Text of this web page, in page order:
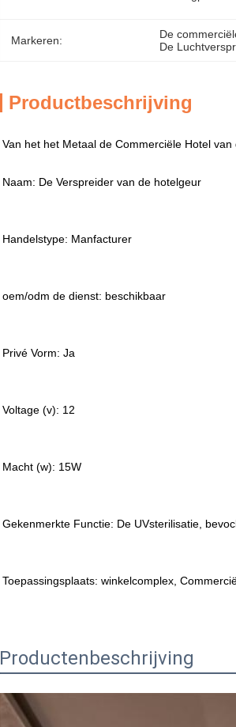
Markeren: De
De
Productbeschrijving
Van het het Metaal de Commerciële Hotel
Naam: De Verspreider van de hotelgeur
Handelstype: Manfacturer
oem/odm de dienst: beschikbaar
Privé Vorm: Ja
Voltage (v): 12
Macht (w): 15W
Gekenmerkte Functie: De UVsterilisatie,
Toepassingsplaats: winkelcomplex,
Productenbeschrijving